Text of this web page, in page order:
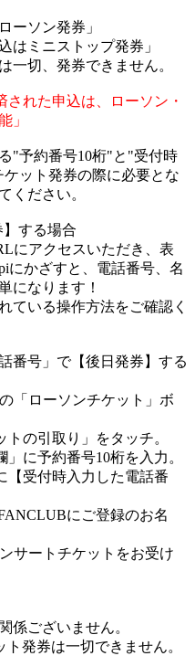
ーソン発券」
はミニストップ発券」
一切、発券できません。
された申込は、ローソン・
」
"予約番号10桁"と"受付時
ット発券の際に必要とな
ください。
する場合
にアクセスいただき、表
にかざすと、電話番号、名
になります！
ている操作方法をご確認く
番号」で【後日発券】する
「ローソンチケット」ボ
の引取り」をタッチ。
に予約番号10桁を入力。
受付時入力した電話番
にご登録のお名
サートチケットをお受け
係ございません。
発券は一切できません。